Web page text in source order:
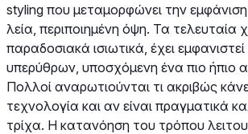
styling που μεταμορφώνει την εμφάνιση
λεία, περιποιημένη όψη. Τα τελευταία
παραδοσιακά ισιωτικά, έχει
υπερύθρων, υποσχόμενη ένα πιο ήπιο
Πολλοί αναρωτιούνται τι ακριβώς
τεχνολογία και αν είναι πραγματικά
τρίχα. Η κατανόηση του τρόπου